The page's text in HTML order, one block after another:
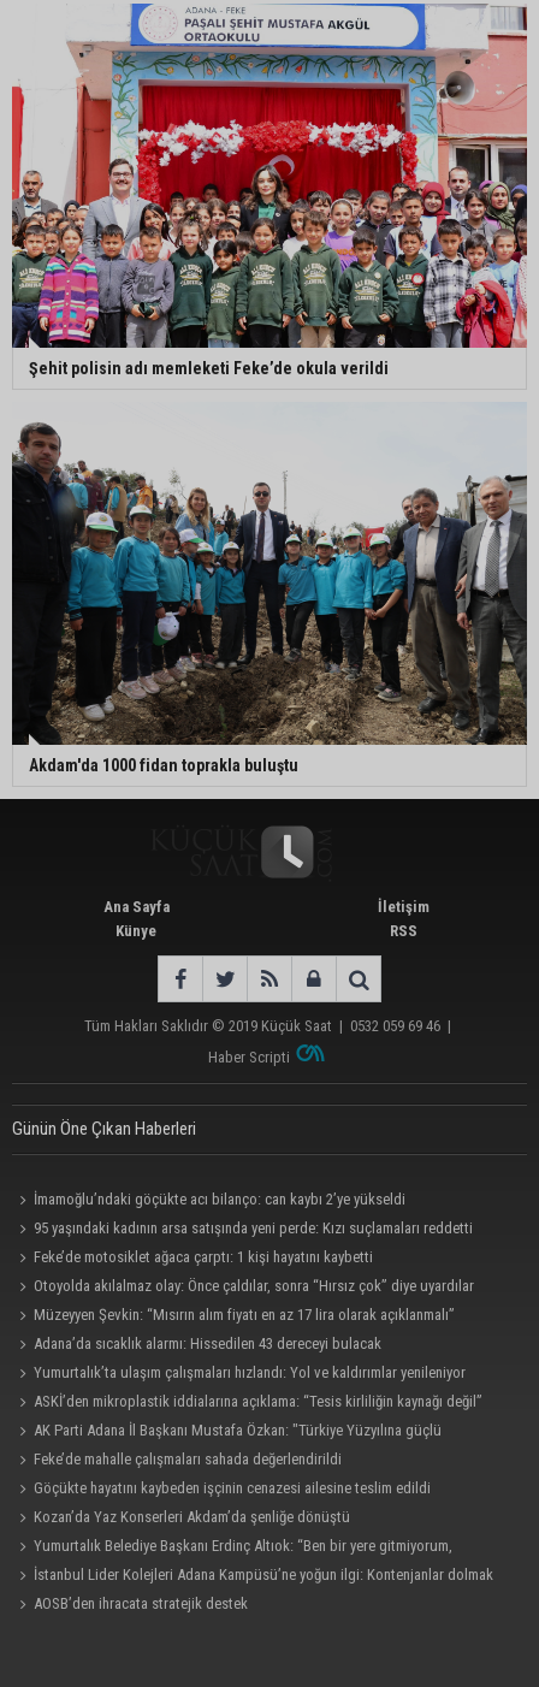
Şehit polisin adı memleketi Feke’de okula verildi
Akdam'da 1000 fidan toprakla buluştu
Ana Sayfa
Künye
İletişim
RSS
Tüm Hakları Saklıdır © 2019 Küçük Saat | 0532 059 69 46 |
Haber Scripti
Günün Öne Çıkan Haberleri
İmamoğlu’ndaki göçükte acı bilanço: can kaybı 2’ye yükseldi
95 yaşındaki kadının arsa satışında yeni perde: Kızı suçlamaları reddetti
Feke’de motosiklet ağaca çarptı: 1 kişi hayatını kaybetti
Otoyolda akılalmaz olay: Önce çaldılar, sonra “Hırsız çok” diye uyardılar
Müzeyyen Şevkin: “Mısırın alım fiyatı en az 17 lira olarak açıklanmalı”
Adana’da sıcaklık alarmı: Hissedilen 43 dereceyi bulacak
Yumurtalık’ta ulaşım çalışmaları hızlandı: Yol ve kaldırımlar yenileniyor
ASKİ’den mikroplastik iddialarına açıklama: “Tesis kirliliğin kaynağı değil”
AK Parti Adana İl Başkanı Mustafa Özkan: "Türkiye Yüzyılına güçlü
teşkilatımızla yürüyoruz"
Feke’de mahalle çalışmaları sahada değerlendirildi
Göçükte hayatını kaybeden işçinin cenazesi ailesine teslim edildi
Kozan’da Yaz Konserleri Akdam’da şenliğe dönüştü
Yumurtalık Belediye Başkanı Erdinç Altıok: “Ben bir yere gitmiyorum,
partimdeyim”
İstanbul Lider Kolejleri Adana Kampüsü’ne yoğun ilgi: Kontenjanlar dolmak
üzereAOSB’den ihracata stratejik destek